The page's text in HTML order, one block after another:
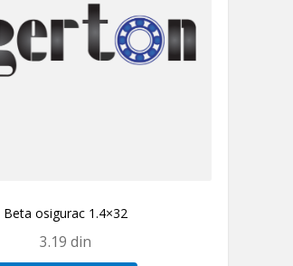
Beta osigurac 1.4×32
3.19 din